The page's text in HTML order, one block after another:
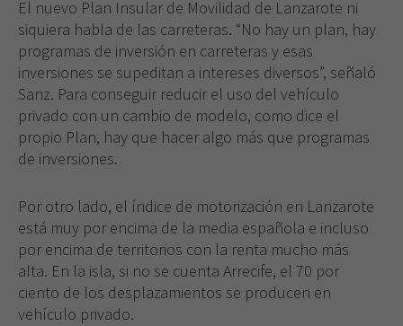
El nuevo Plan Insular de Movilidad de Lanzarote ni
siquiera habla de las carreteras. “No hay un plan, hay
programas de inversión en carreteras y esas
inversiones se supeditan a intereses diversos”, señaló
Sanz. Para conseguir reducir el uso del vehículo
privado con un cambio de modelo, como dice el
propio Plan, hay que hacer algo más que programas
de inversiones.
Por otro lado, el índice de motorización en Lanzarote
está muy por encima de la media española e incluso
por encima de territorios con la renta mucho más
alta. En la isla, si no se cuenta Arrecife, el 70 por
ciento de los desplazamientos se producen en
vehículo privado.